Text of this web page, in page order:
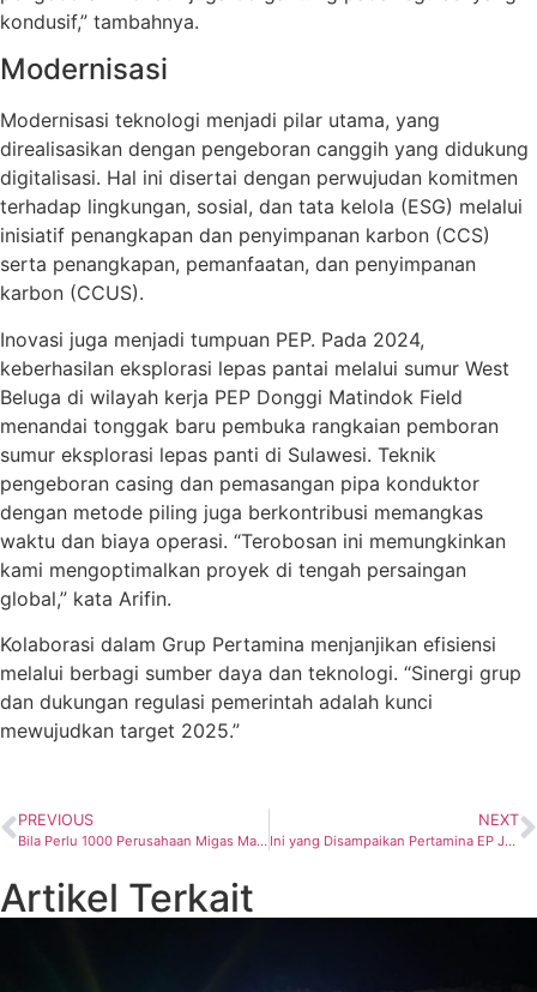
kondusif,” tambahnya.
Modernisasi
Modernisasi teknologi menjadi pilar utama, yang
direalisasikan dengan pengeboran canggih yang didukung
digitalisasi. Hal ini disertai dengan perwujudan komitmen
terhadap lingkungan, sosial, dan tata kelola (ESG) melalui
inisiatif penangkapan dan penyimpanan karbon (CCS)
serta penangkapan, pemanfaatan, dan penyimpanan
karbon (CCUS).
Inovasi juga menjadi tumpuan PEP. Pada 2024,
keberhasilan eksplorasi lepas pantai melalui sumur West
Beluga di wilayah kerja PEP Donggi Matindok Field
menandai tonggak baru pembuka rangkaian pemboran
sumur eksplorasi lepas panti di Sulawesi. Teknik
pengeboran casing dan pemasangan pipa konduktor
dengan metode piling juga berkontribusi memangkas
waktu dan biaya operasi. “Terobosan ini memungkinkan
kami mengoptimalkan proyek di tengah persaingan
global,” kata Arifin.
Kolaborasi dalam Grup Pertamina menjanjikan efisiensi
melalui berbagi sumber daya dan teknologi. “Sinergi grup
dan dukungan regulasi pemerintah adalah kunci
mewujudkan target 2025.”
PREVIOUS
Bila Perlu 1000 Perusahaan Migas Masuk ke Hulu Migas di Indonesia, Kata Kepala SKK Migas Djoko Siswanto!
NEXT
Ini yang Disampaikan Pertamina EP Jatibarang Field Ketika Terima Mahasiswa Unhan RI Site Visit
Artikel Terkait